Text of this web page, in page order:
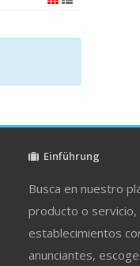
Einführung
Busca en nuestro
producto o
establecimientos
anunciantes,